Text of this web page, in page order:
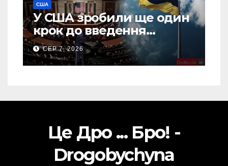
США
У США зробили ще один
крок до введення
“пекельних санкцій”
проти Росії
СЕР 7, 2026
Це Дро ... Бро! -
Drogobychyna